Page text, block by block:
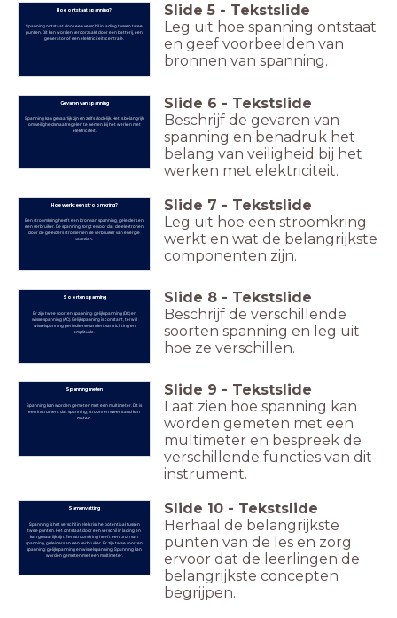
Hoe ontstaat spanning?
Spanning ontstaat door een verschil in lading tussen twee
punten. Dit kan worden veroorzaakt door een batterij, een
generator of een elektriciteitscentrale.
Slide 5 - Tekstslide
Leg uit hoe spanning ontstaat
en geef voorbeelden van
bronnen van spanning.
Gevaren van spanning
Spanning kan gevaarlijk zijn en zelfs dodelijk. Het is belangrijk
om veiligheidsmaatregelen te nemen bij het werken met
elektriciteit.
Slide 6 - Tekstslide
Beschrijf de gevaren van
spanning en benadruk het
belang van veiligheid bij het
werken met elektriciteit.
Hoe werkt een stroomkring?
Een stroomkring heeft een bron van spanning, geleiders en
een verbruiker. De spanning zorgt ervoor dat de elektronen
door de geleiders stromen en de verbruiker van energie
voorzien.
Slide 7 - Tekstslide
Leg uit hoe een stroomkring
werkt en wat de belangrijkste
componenten zijn.
Soorten spanning
Er zijn twee soorten spanning: gelijkspanning (DC) en
wisselspanning (AC). Gelijkspanning is constant, terwijl
wisselspanning periodiek verandert van richting en
amplitude.
Slide 8 - Tekstslide
Beschrijf de verschillende
soorten spanning en leg uit
hoe ze verschillen.
Spanning meten
Spanning kan worden gemeten met een multimeter. Dit is
een instrument dat spanning, stroom en weerstand kan
meten.
Slide 9 - Tekstslide
Laat zien hoe spanning kan
worden gemeten met een
multimeter en bespreek de
verschillende functies van dit
instrument.
Samenvatting
Spanning is het verschil in elektrische potentiaal tussen
twee punten. Het ontstaat door een verschil in lading en
kan gevaarlijk zijn. Een stroomkring heeft een bron van
spanning, geleiders en een verbruiker. Er zijn twee soorten
spanning: gelijkspanning en wisselspanning. Spanning kan
worden gemeten met een multimeter.
Slide 10 - Tekstslide
Herhaal de belangrijkste
punten van de les en zorg
ervoor dat de leerlingen de
belangrijkste concepten
begrijpen.